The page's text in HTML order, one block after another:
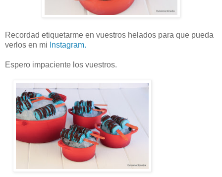
Recordad etiquetarme en vuestros helados para que pueda
verlos en mi Instagram.
Espero impaciente los vuestros.